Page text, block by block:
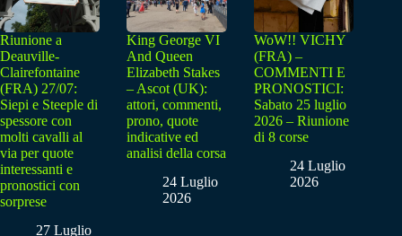
Riunione a
Deauville-
Clairefontaine
(FRA) 27/07:
Siepi e Steeple di
spessore con
molti cavalli al
via per quote
interessanti e
pronostici con
sorprese
27 Luglio
King George VI
And Queen
Elizabeth Stakes
– Ascot (UK):
attori, commenti,
prono, quote
indicative ed
analisi della corsa
24 Luglio
2026
WoW!! VICHY
(FRA) –
COMMENTI E
PRONOSTICI:
Sabato 25 luglio
2026 – Riunione
di 8 corse
24 Luglio
2026